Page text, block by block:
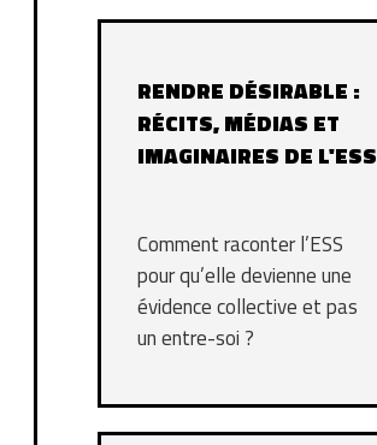
RENDRE DÉSIRABLE :
RÉCITS, MÉDIAS ET
IMAGINAIRES DE L'ESS
Comment raconter l’ESS
pour qu’elle devienne une
évidence collective et pas
un entre-soi ?